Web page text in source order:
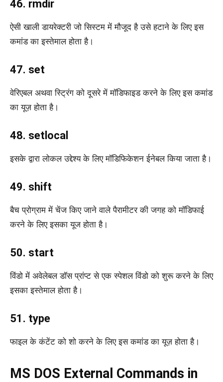
46. rmdir
ऐसी खाली डायरेक्टरी जो सिस्टम में मौजूद है उसे हटाने के लिए इस
कमांड का इस्तेमाल होता है।
47. set
वेरिएबल अथवा स्ट्रिंग को दूसरे में मॉडिफाइड करने के लिए इस कमांड
का यूज़ होता है।
48. setlocal
इसके द्वारा लोकल उद्देश्य के लिए मॉडिफिकेशन ईनेबल किया जाता है।
49. shift
बैच प्रोग्राम में चेंज किए जाने वाले पैरामीटर की जगह को मॉडिफाई
करने के लिए इसका यूज होता है।
50. start
विंडो में अवेलेबल डॉस प्रांप्ट से एक स्पेशल विंडो को शुरू करने के लिए
इसका इस्तेमाल होता है।
51. type
फाइल के कंटेंट को शो करने के लिए इस कमांड का यूज़ होता है।
MS DOS External Commands in